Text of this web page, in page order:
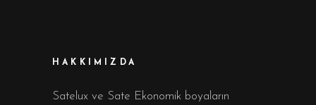
HAKKIMIZDA
Satelux ve Sate Ekonomik boyaların